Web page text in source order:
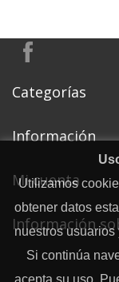
Categorías
Información
Mi cuenta
Información
Utilizamos
obtener datos
nuestros usuarios
Si continúa
acepta su uso.